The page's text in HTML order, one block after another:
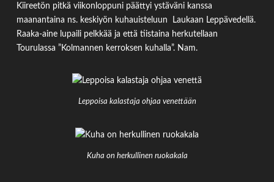
Kiireetön pitkä viikonloppuni päättyi ystäväni kanssa
maanantaina ns. keskiyön kuhauisteluun Laukaan Leppävedellä.
Raaka-aine lupaili pelkkää ja että tiistaina herkutellaan
Tourulassa ”Kolmannen kerroksen kuhalla”. Nam.
Leppoisa kalastaja ohjaa venettään
Kuha on herkullinen ruokakala